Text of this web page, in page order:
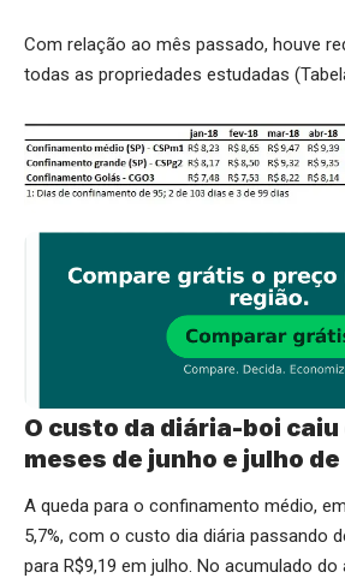
Com relação ao mês passado, houve
todas as propriedades estudadas
O custo da diária-boi caiu
meses de junho e julho
A queda para o confinamento médio,
5,7%, com o custo dia diária passando
para R$9,19 em julho. No acumulado